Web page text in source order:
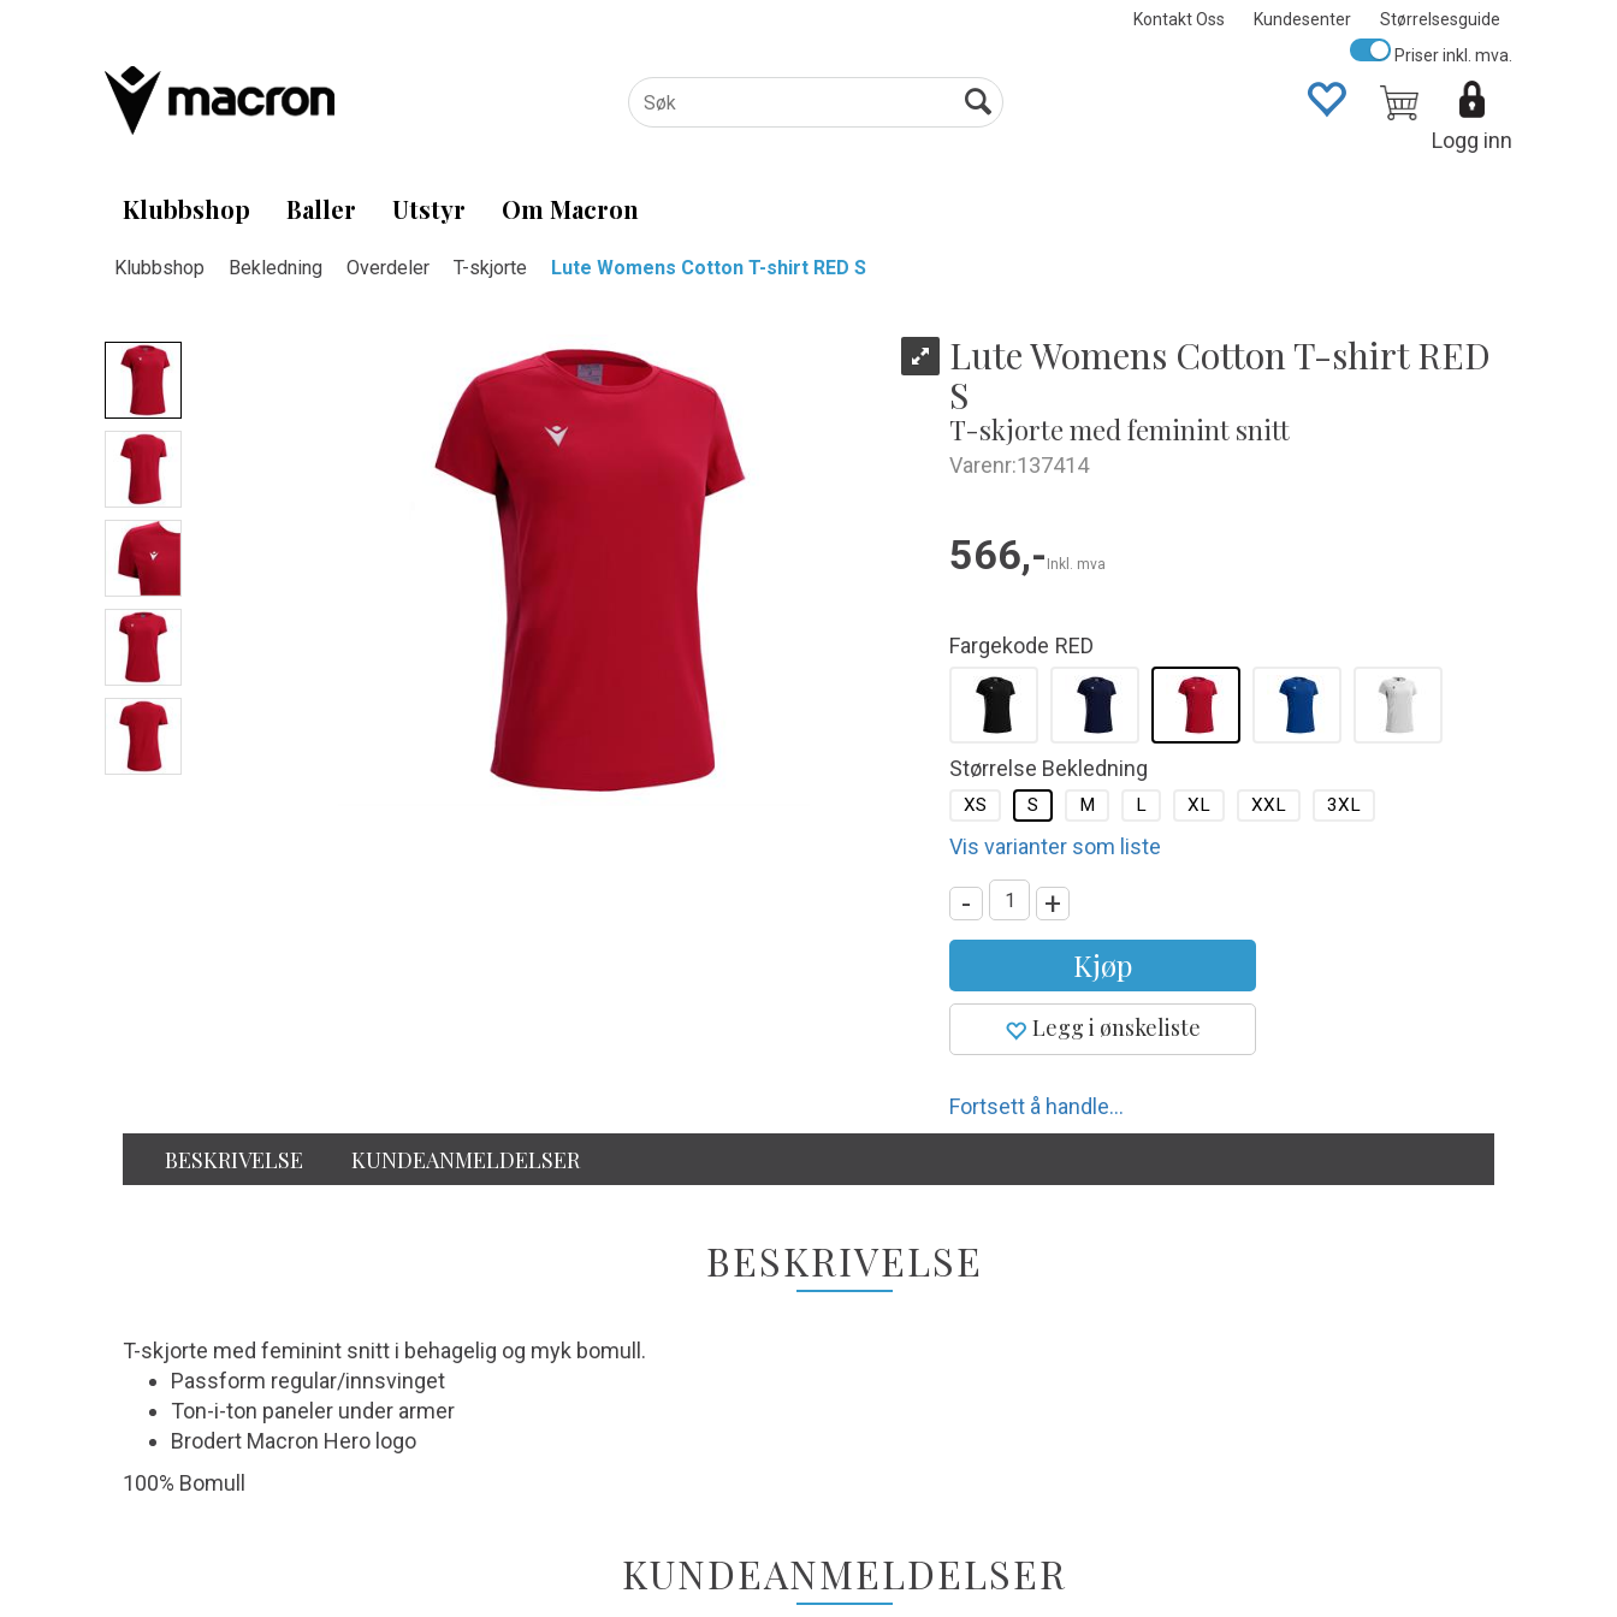
Kontakt Oss Kundesenter Størrelsesguide
Logg inn
Priser inkl. mva.
Klubbshop Baller Utstyr Om Macron
Klubbshop Bekledning Overdeler T-skjorte Lute Womens Cotton T-shirt RED S
Lute Womens Cotton T-shirt RED
S
T-skjorte med feminint snitt
Varenr:137414
566,- Inkl. mva
Fargekode RED
Størrelse Bekledning
XS S M L XL XXL 3XL
Vis varianter som liste
- +
Kjøp
Legg i ønskeliste
Fortsett å handle...
BESKRIVELSE KUNDEANMELDELSER
BESKRIVELSE
T-skjorte med feminint snitt i behagelig og myk bomull.
Passform regular/innsvinget
Ton-i-ton paneler under armer
Brodert Macron Hero logo
100% Bomull
KUNDEANMELDELSER